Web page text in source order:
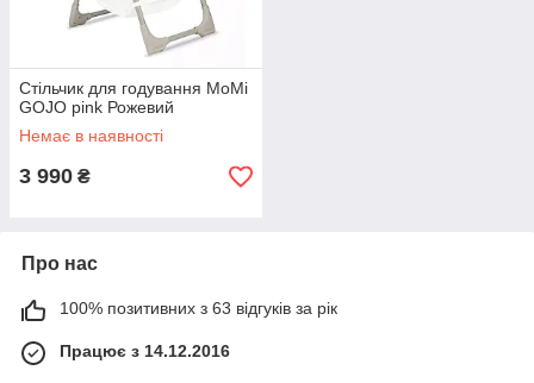
Стільчик для годування MoMi
GOJO pink Рожевий
Немає в наявності
3 990 ₴
Про нас
100% позитивних з 63 відгуків за рік
Працює з 14.12.2016